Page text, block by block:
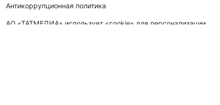
Антикоррупционная политика
АО «ТАТМЕДИА» использует «cookie» для персонализации